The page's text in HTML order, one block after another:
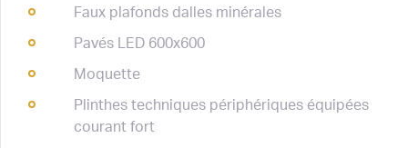
Faux plafonds dalles minérales
Pavés LED 600x600
Moquette
Plinthes techniques périphériques équipées
courant fort